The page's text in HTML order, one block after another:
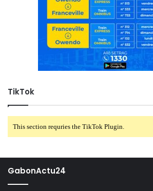
TikTok
This section requries the TikTok Plugin.
GabonActu24